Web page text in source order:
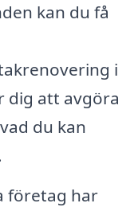
kan du få
i
dig att avgöra
du kan
företag har